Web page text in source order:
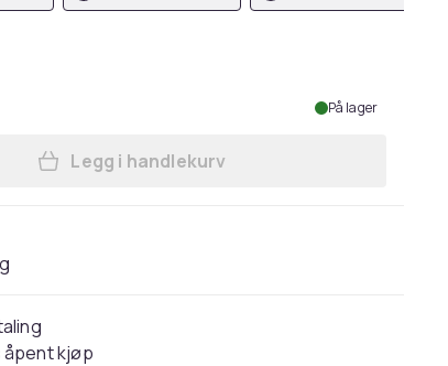
På lager
Legg Caterpillar Mens Essential
Legg i handlekurv
åpent kjøp